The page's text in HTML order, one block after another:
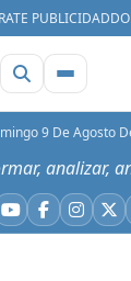
PUBLICIDAD
9 De Agosto
analizar,
YouTube
Facebook
X